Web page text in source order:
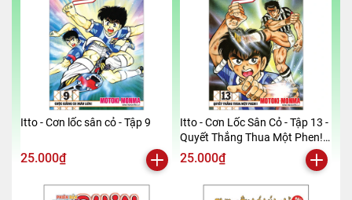
Itto - Cơn lốc sân cỏ - Tập 9
25.000₫
Itto - Cơn Lốc Sân Cỏ - Tập 13 -
Quyết Thắng Thua Một Phen!!
(Tái Bản 2024)
25.000₫